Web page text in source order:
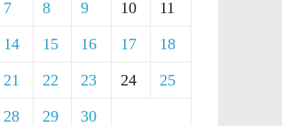
7 8 9 10 11
14 15 16 17 18
21 22 23 24 25
28 29 30